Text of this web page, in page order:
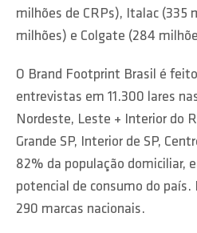
milhões de CRPs), Italac (335
milhões) e Colgate (284
O Brand Footprint Brasil é
entrevistas em 11.300 lares
Nordeste, Leste + Interior do
Grande SP, Interior de SP,
82% da população domiciliar,
potencial de consumo do país.
290 marcas nacionais.